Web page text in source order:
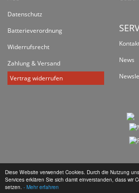
Diese Website verwendet Cookies. Durch die Nutzung
Services erklären Sie sich damit einverstanden, dass wir
setzen. - Mehr erfahren
Datenschutz
Batterieverordnung
Widerrufsrecht
Zahlung & Versand
Vertrag widerrufen
News
*Alle Preise inkl. gesetzlicher